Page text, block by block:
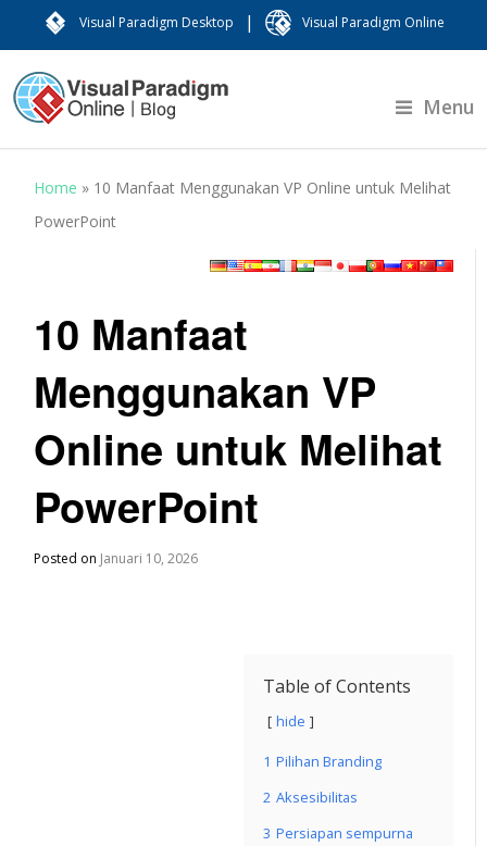
Visual Paradigm Desktop | Visual Paradigm Online
Menu
Home » 10 Manfaat Menggunakan VP Online untuk Melihat
PowerPoint
10 Manfaat
Menggunakan VP
Online untuk Melihat
PowerPoint
Posted on Januari 10, 2026
Table of Contents
hide
1 Pilihan Branding
2 Aksesibilitas
3 Persiapan sempurna